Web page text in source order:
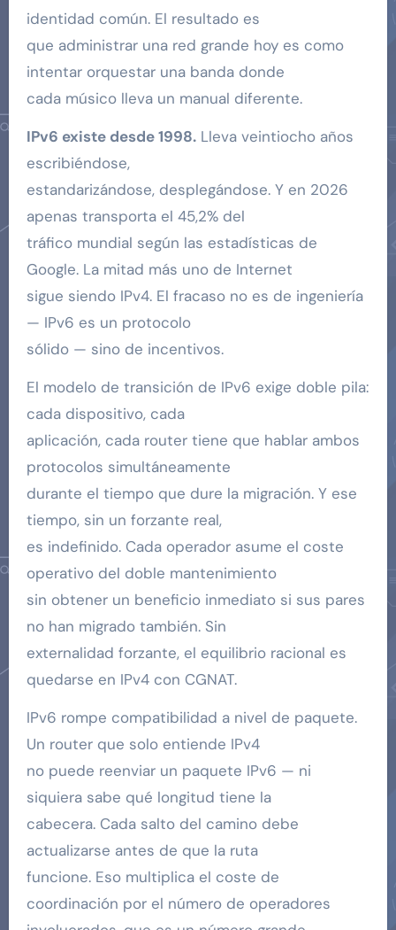
identidad común. El resultado es
que administrar una red grande hoy es como
intentar orquestar una banda donde
cada músico lleva un manual diferente.
IPv6 existe desde 1998.Lleva veintiocho años
escribiéndose,
estandarizándose, desplegándose. Y en 2026
apenas transporta el 45,2% del
tráfico mundial según las estadísticas de
Google. La mitad más uno de Internet
sigue siendo IPv4. El fracaso no es de ingeniería
— IPv6 es un protocolo
sólido — sino de incentivos.
El modelo de transición de IPv6 exige doble pila:
cada dispositivo, cada
aplicación, cada router tiene que hablar ambos
protocolos simultáneamente
durante el tiempo que dure la migración. Y ese
tiempo, sin un forzante real,
es indefinido. Cada operador asume el coste
operativo del doble mantenimiento
sin obtener un beneficio inmediato si sus pares
no han migrado también. Sin
externalidad forzante, el equilibrio racional es
quedarse en IPv4 con CGNAT.
IPv6 rompe compatibilidad a nivel de paquete.
Un router que solo entiende IPv4
no puede reenviar un paquete IPv6 — ni
siquiera sabe qué longitud tiene la
cabecera. Cada salto del camino debe
actualizarse antes de que la ruta
funcione. Eso multiplica el coste de
coordinación por el número de operadores